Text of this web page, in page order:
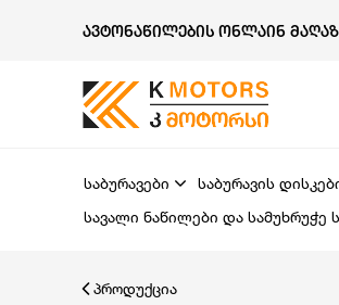
ᲐᲕᲢᲝᲜᲐᲬᲘᲚᲔᲑᲘᲡ ᲝᲜᲚᲐᲘᲜ
საბურავები საბურავის
სავალი ნაწილები და სამუხრუჭე
პროდუქცია